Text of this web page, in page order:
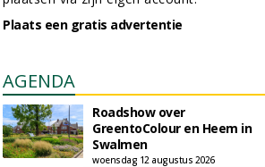
Plaats een gratis advertentie
AGENDA
Roadshow over
GreentoColour en Heem in
Swalmen
woensdag 12 augustus 2026